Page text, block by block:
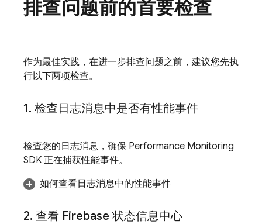
排查问题前的首要检查
作为最佳实践，在进一步排查问题之前，建议您先执
行以下两项检查。
1. 检查日志消息中是否有性能事件
检查您的日志消息，确保 Performance Monitoring
SDK 正在捕获性能事件。
如何查看日志消息中的性能事件
2. 查看 Firebase 状态信息中心